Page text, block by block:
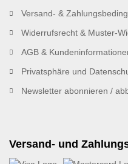
Versand- &
Widerrufsrecht & Muster-
AGB &
Privatsphäre und
Newsletter abonnieren /
Versand- und